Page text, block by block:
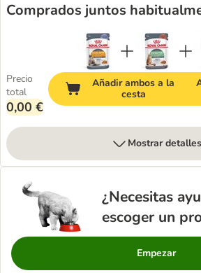
Comprados juntos
Precio
total
0,00 €
Añadir ambos a la
cesta
Mostrar detalles
¿Necesitas
escoger un
Empezar